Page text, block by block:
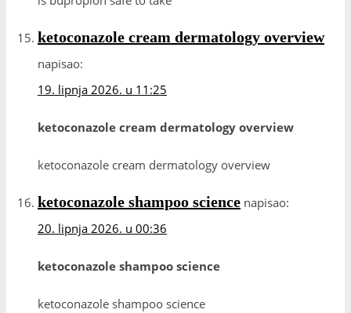
ketoconazole cream dermatology overview
napisao:
19. lipnja 2026. u 11:25
ketoconazole cream dermatology overview
ketoconazole cream dermatology overview
ketoconazole shampoo science napisao:
20. lipnja 2026. u 00:36
ketoconazole shampoo science
ketoconazole shampoo science